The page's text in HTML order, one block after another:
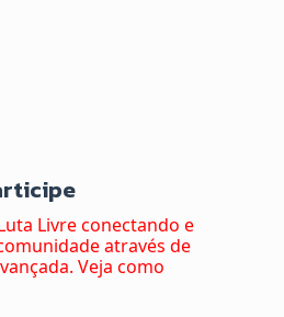
Livre conectando e
através de
Veja como